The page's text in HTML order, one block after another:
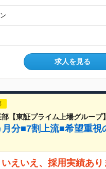
求人を見る
【東証プライム上場グループ】
分■7割上流■希望重視
いえいえ、採用実績あ